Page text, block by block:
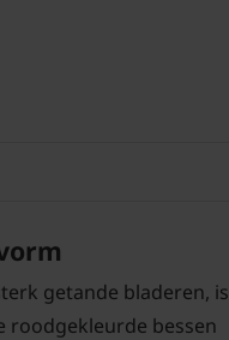
getande bladeren, is
roodgekleurde bessen